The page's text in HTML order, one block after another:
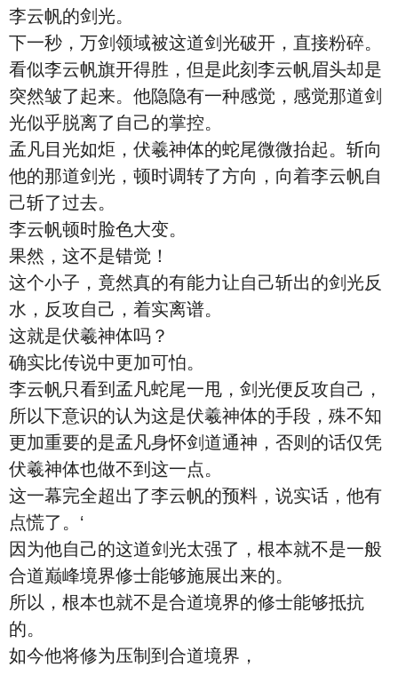
李云帆的剑光。
下一秒，万剑领域被这道剑光破开，直接粉碎。
看似李云帆旗开得胜，但是此刻李云帆眉头却是
突然皱了起来。他隐隐有一种感觉，感觉那道剑
光似乎脱离了自己的掌控。
孟凡目光如炬，伏羲神体的蛇尾微微抬起。斩向
他的那道剑光，顿时调转了方向，向着李云帆自
己斩了过去。
李云帆顿时脸色大变。
果然，这不是错觉！
这个小子，竟然真的有能力让自己斩出的剑光反
水，反攻自己，着实离谱。
这就是伏羲神体吗？
确实比传说中更加可怕。
李云帆只看到孟凡蛇尾一甩，剑光便反攻自己，
所以下意识的认为这是伏羲神体的手段，殊不知
更加重要的是孟凡身怀剑道通神，否则的话仅凭
伏羲神体也做不到这一点。
这一幕完全超出了李云帆的预料，说实话，他有
点慌了。‘
因为他自己的这道剑光太强了，根本就不是一般
合道巅峰境界修士能够施展出来的。
所以，根本也就不是合道境界的修士能够抵抗
的。
如今他将修为压制到合道境界，